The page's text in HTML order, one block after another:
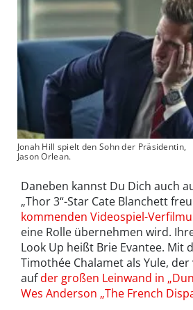
Jonah Hill spielt den Sohn der Präsidentin,
Jason Orlean.
Daneben kannst Du Dich auch
„Thor 3“-Star Cate Blanchett
kommenden Videospiel-
eine Rolle übernehmen wird.
Look Up heißt Brie Evantee. Mit
Timothée Chalamet als Yule,
aufder großen Leinwand in
Wes Anderson „The French